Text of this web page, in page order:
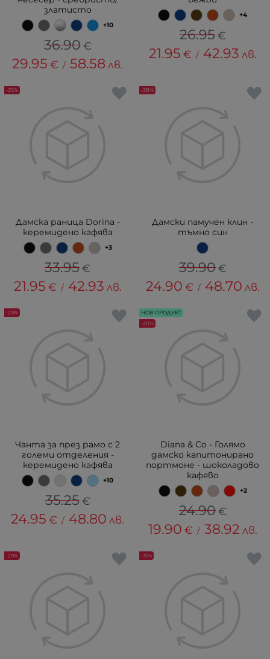
златисто
+10
36.90 €
29.95 € / 58.58 лв.
+4
26.95 €
21.95 € / 42.93 лв.
Дамска раница Dorina -
керемидено кафява
+3
33.95€
21.95 € / 42.93 лв.
-35%
Дамски памучен клин -
тъмно син
39.90 €
24.90 € / 48.70 лв.
-38%
Чанта за през рамо с 2
големи отделения -
керемидено кафява
+10
35.25 €
24.95 € / 48.80 лв.
-29%
Diana & Co - Голямо
дамско капитонирано
портмоне - шоколадово
кафяво
+2
24.90 €
19.90 € / 38.92 лв.
НОВ ПРОДУКТ
-20%
-29% -31%